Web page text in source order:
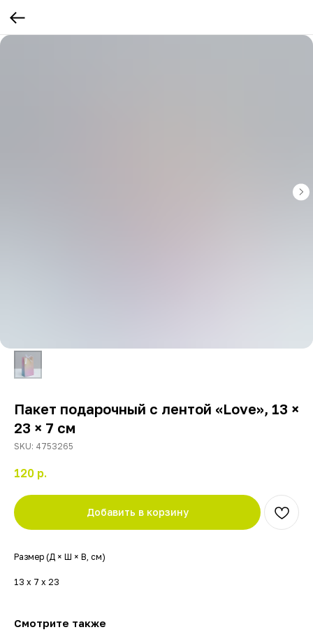
Пакет подарочный с лентой «Love», 13 ×
23 × 7 см
SKU: 4753265
120 р.
Добавить в корзину
Размер (Д × Ш × В, см)
13 х 7 х 23
Смотрите также